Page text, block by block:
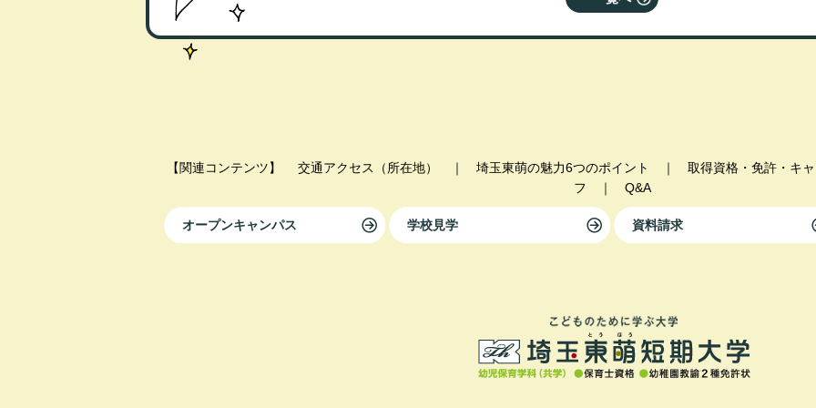
【関連コンテンツ】 交通アクセス（所在地） ｜ 埼玉東萌の魅力6つのポイント ｜ 取得資格・免許・キ
フ ｜ Q&A
オープンキャンパス 学校見学 資料請求